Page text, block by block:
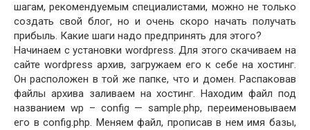
шагам, рекомендуемым специалистами, можно не только
создать свой блог, но и очень скоро начать получать
прибыль. Какие шаги надо предпринять для этого?
Начинаем с установки wordpress. Для этого скачиваем на
сайте wordpress архив, загружаем его к себе на хостинг.
Он расположен в той же папке, что и домен. Распаковав
файлы архива заливаем на хостинг. Находим файл под
названием wp – config — sample.php, переименовываем
его в config.php. Меняем файл, прописав в нем имя базы,